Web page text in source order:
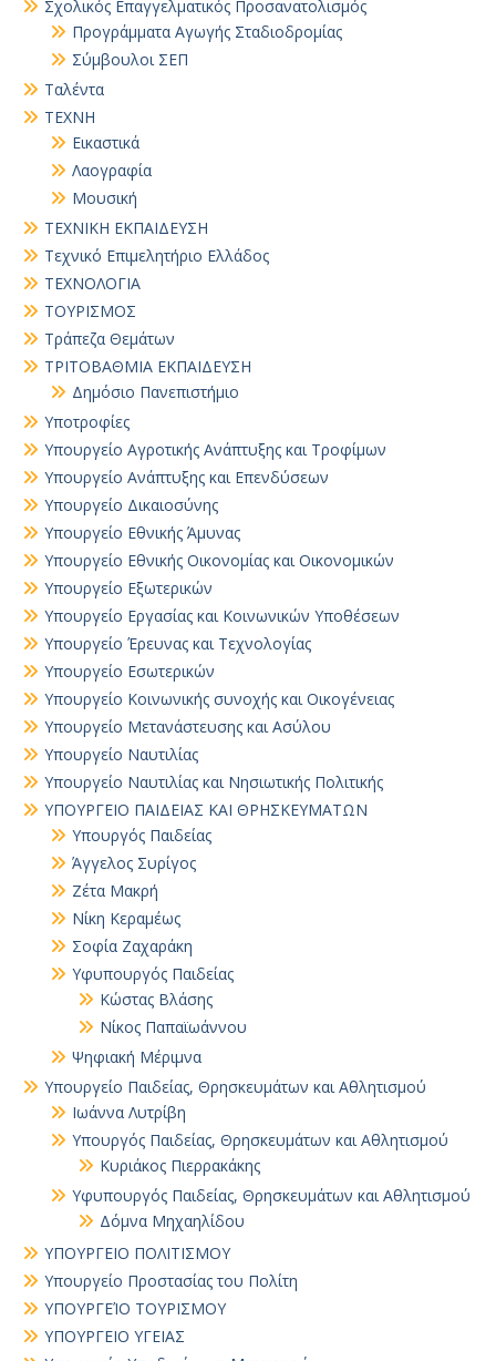
Σχολικός Επαγγελματικός Προσανατολισμός
Προγράμματα Αγωγής Σταδιοδρομίας
Σύμβουλοι ΣΕΠ
Ταλέντα
ΤΕΧΝΗ
Εικαστικά
Λαογραφία
Μουσική
ΤΕΧΝΙΚΗ ΕΚΠΑΙΔΕΥΣΗ
Τεχνικό Επιμελητήριο Ελλάδος
ΤΕΧΝΟΛΟΓΙΑ
ΤΟΥΡΙΣΜΟΣ
Τράπεζα Θεμάτων
ΤΡΙΤΟΒΑΘΜΙΑ ΕΚΠΑΙΔΕΥΣΗ
Δημόσιο Πανεπιστήμιο
Υποτροφίες
Υπουργείο Αγροτικής Ανάπτυξης και Τροφίμων
Υπουργείο Ανάπτυξης και Επενδύσεων
Υπουργείο Δικαιοσύνης
Υπουργείο Εθνικής Άμυνας
Υπουργείο Εθνικής Οικονομίας και Οικονομικών
Υπουργείο Εξωτερικών
Υπουργείο Εργασίας και Κοινωνικών Υποθέσεων
Υπουργείο Έρευνας και Τεχνολογίας
Υπουργείο Εσωτερικών
Υπουργείο Κοινωνικής συνοχής και Οικογένειας
Υπουργείο Μετανάστευσης και Ασύλου
Υπουργείο Ναυτιλίας
Υπουργείο Ναυτιλίας και Νησιωτικής Πολιτικής
ΥΠΟΥΡΓΕΙΟ ΠΑΙΔΕΙΑΣ ΚΑΙ ΘΡΗΣΚΕΥΜΑΤΩΝ
Yπουργός Παιδείας
Άγγελος Συρίγος
Ζέτα Μακρή
Νίκη Κεραμέως
Σοφία Ζαχαράκη
Υφυπουργός Παιδείας
Κώστας Βλάσης
Νίκος Παπαϊωάννου
Ψηφιακή Μέριμνα
Υπουργείο Παιδείας, Θρησκευμάτων και Αθλητισμού
Ιωάννα Λυτρίβη
Υπουργός Παιδείας, Θρησκευμάτων και Αθλητισμού
Κυριάκος Πιερρακάκης
Υφυπουργός Παιδείας, Θρησκευμάτων και Αθλητισμού
Δόμνα Μηχαηλίδου
ΥΠΟΥΡΓΕΙΟ ΠΟΛΙΤΙΣΜΟΥ
Υπουργείο Προστασίας του Πολίτη
ΥΠΟΥΡΓΕΊΟ ΤΟΥΡΙΣΜΟΥ
ΥΠΟΥΡΓΕΙΟ ΥΓΕΙΑΣ